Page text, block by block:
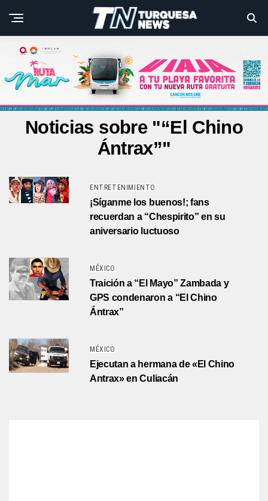
Noticias sobre "“El Chino
Ántrax”"
ENTRETENIMIENTO
¡Síganme los buenos!; fans
recuerdan a “Chespirito” en su
aniversario luctuoso
MÉXICO
Traición a “El Mayo” Zambada y
GPS condenaron a “El Chino
Ántrax”
MÉXICO
Ejecutan a hermana de «El Chino
Antrax» en Culiacán